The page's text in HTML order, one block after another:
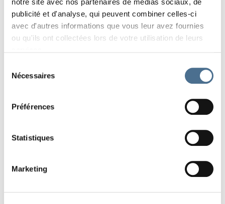
notre site avec nos partenaires de médias sociaux, de
publicité et d'analyse, qui peuvent combiner celles-ci
avec d'autres informations que vous leur avez fournies
ou qu'ils ont collectées lors de votre utilisation de leurs
Nécessaires
Préférences
Statistiques
Marketing